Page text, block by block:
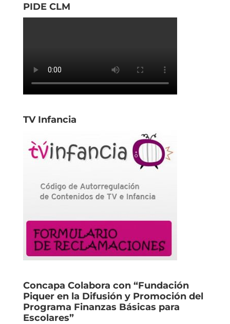
PIDE CLM
TV Infancia
Concapa Colabora con “Fundación
Piquer en la Difusión y Promoción del
Programa Finanzas Básicas para
Escolares”